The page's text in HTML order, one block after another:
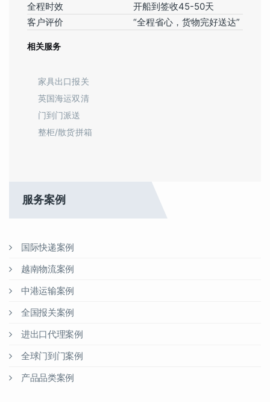
全程时效
开船到签收45-50天
客户评价
“全程省心，货物完好送达”
相关服务
家具出口报关
英国海运双清
门到门派送
整柜/散货拼箱
服务案例
国际快递案例
越南物流案例
中港运输案例
全国报关案例
进出口代理案例
全球门到门案例
产品品类案例